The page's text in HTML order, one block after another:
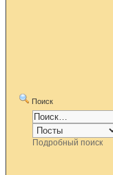
Поиск
Подробный поиск